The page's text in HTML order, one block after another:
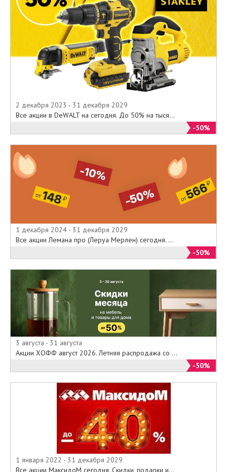
2 декабря 2023 - 31 декабря 2029
Все акции в DeWALT на сегодня. До 50% на тыся...
-50%
1 декабря 2024 - 31 декабря 2029
Все акции Лемана про (Леруа Мерлен) сегодня. ...
-50%
3 августа - 31 августа
Акции ХОФФ август 2026. Летняя распродажа со ...
-50%
1 января 2022 - 31 декабря 2029
Все акции МаксидоМ сегодня. Скидки, подарки и...